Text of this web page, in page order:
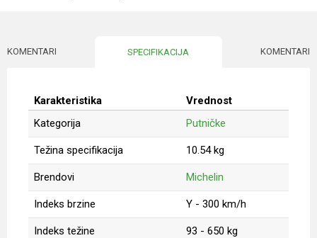
KOMENTARI SPECIFIKACIJA KOMENTARI
Karakteristika
Vrednost
Kategorija
Putničke
Težina specifikacija 10.54 kg
Brendovi Michelin
Indeks brzine Y - 300 km/h
Indeks težine 93 - 650 kg